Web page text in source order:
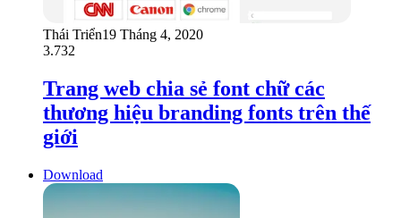
Thái Triển19 Tháng 4, 2020
3.732
Trang web chia sẻ font chữ các
thương hiệu branding fonts trên thế
giới
Download